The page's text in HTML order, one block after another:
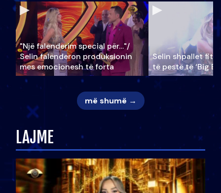
"Një falenderim special për…"/
Selin falënderon produksionin
mes emocionesh të forta
Selin shpallet
të pestë të ‘Big
më shumë →
LAJME